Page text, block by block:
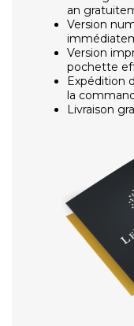
an
Version
Version
pochette
Expédition
la
Livraison